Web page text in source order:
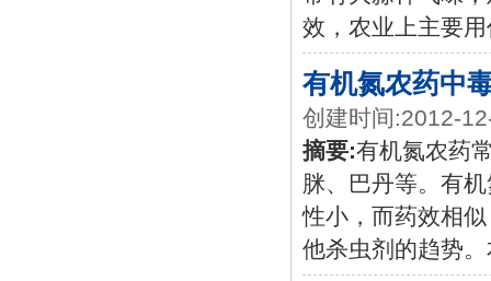
效，农业上主要
有机氮农药中
创建时间:2012-
摘要:有机氮农药
脒、巴丹等。有
性小，而药效相
他杀虫剂的趋势